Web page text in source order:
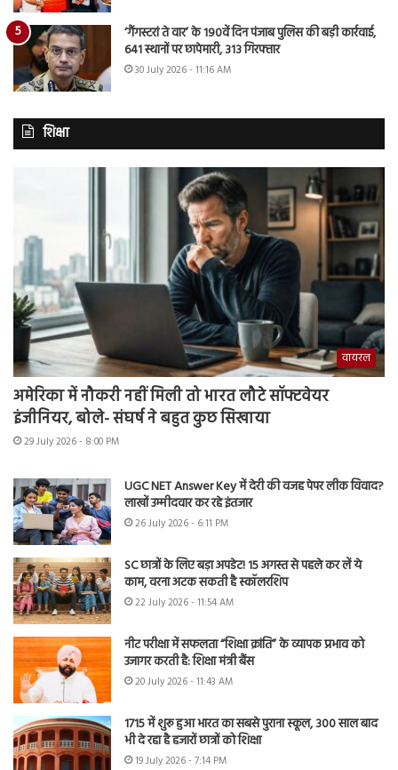
‘गैंगस्टरां ते वार’ के 190वें दिन पंजाब पुलिस की बड़ी कार्रवाई,
641 स्थानों पर छापेमारी, 313 गिरफ्तार
30 July 2026 - 11:16 AM
शिक्षा
वायरल
अमेरिका में नौकरी नहीं मिली तो भारत लौटे सॉफ्टवेयर
इंजीनियर, बोले- संघर्ष ने बहुत कुछ सिखाया
29 July 2026 - 8:00 PM
UGC NET Answer Key में देरी की वजह पेपर लीक विवाद?
लाखों उम्मीदवार कर रहे इंतजार
26 July 2026 - 6:11 PM
SC छात्रों के लिए बड़ा अपडेट! 15 अगस्त से पहले कर लें ये
काम, वरना अटक सकती है स्कॉलरशिप
22 July 2026 - 11:54 AM
नीट परीक्षा में सफलता “शिक्षा क्रांति” के व्यापक प्रभाव को
उजागर करती है: शिक्षा मंत्री बैंस
20 July 2026 - 11:43 AM
1715 में शुरू हुआ भारत का सबसे पुराना स्कूल, 300 साल बाद
भी दे रहा है हजारों छात्रों को शिक्षा
19 July 2026 - 7:14 PM